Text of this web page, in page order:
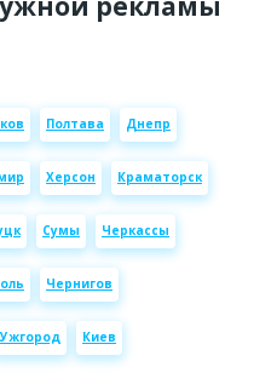
Полтава Днепр
Херсон Краматорск
Сумы Черкассы
Чернигов
Ужгород Киев